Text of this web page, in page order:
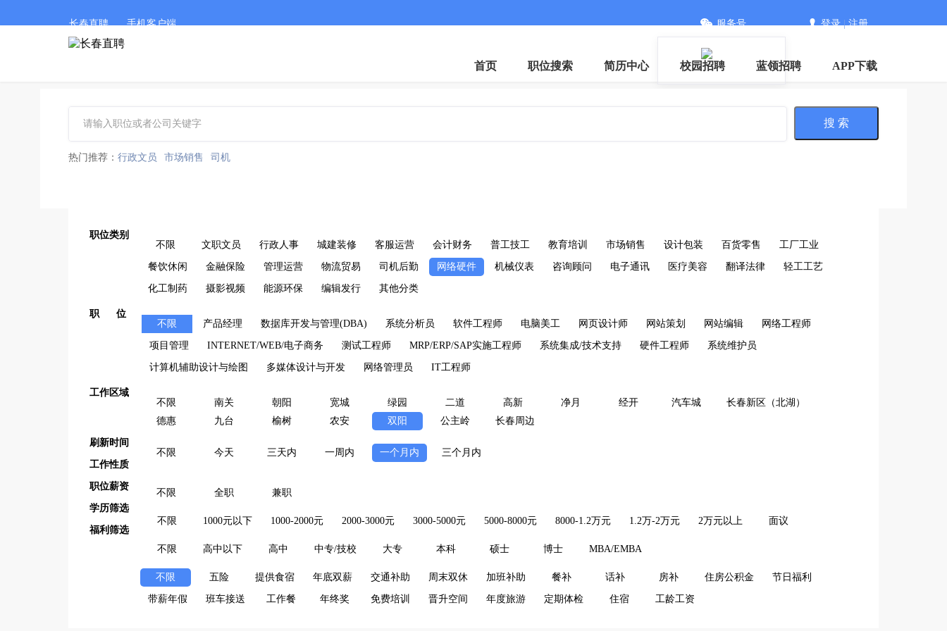
长春直聘 手机客户端 服务号 登录|注册
首页 职位搜索 简历中心 校园招聘 蓝领招聘 APP下载
搜 索
热门推荐： 行政文员 市场销售 司机
职位类别
不限
文职文员 行政人事 城建装修 客服运营 会计财务 普工技工 教育培训 市场销售 设计包装 百货零售 工厂工业
餐饮休闲 金融保险 管理运营 物流贸易 司机后勤 网络硬件 机械仪表 咨询顾问 电子通讯 医疗美容 翻译法律 轻工工艺
化工制药 摄影视频 能源环保 编辑发行 其他分类
职 位
不限
产品经理 数据库开发与管理(DBA) 系统分析员 软件工程师 电脑美工 网页设计师 网站策划 网站编辑 网络工程师
项目管理 INTERNET/WEB/电子商务 测试工程师 MRP/ERP/SAP实施工程师 系统集成/技术支持 硬件工程师 系统维护员
计算机辅助设计与绘图 多媒体设计与开发 网络管理员 IT工程师
工作区域
不限
南关 朝阳 宽城 绿园 二道 高新 净月 经开 汽车城
长春新区（北湖）
德惠
九台 榆树 农安 双阳 公主岭 长春周边
刷新时间
不限
今天 三天内 一周内 一个月内
三个月内
工作性质
不限 全职 兼职
职位薪资
不限 1000元以下 1000-2000元 2000-3000元 3000-5000元 5000-8000元 8000-1.2万元 1.2万-2万元 2万元以上 面议
学历筛选
不限 高中以下 高中 中专/技校 大专 本科 硕士 博士 MBA/EMBA
福利筛选
不限 五险 提供食宿 年底双薪 交通补助 周末双休 加班补助 餐补 话补 房补 住房公积金 节日福利
带薪年假 班车接送 工作餐 年终奖 免费培训 晋升空间 年度旅游 定期体检 住宿 工龄工资